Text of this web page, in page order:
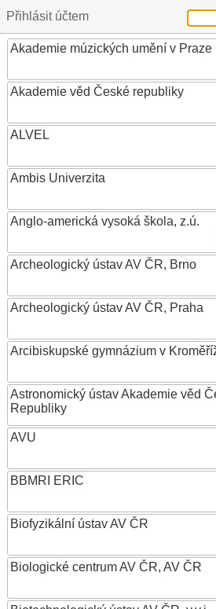
Přihlásit účtem
Akademie múzických umění v Praze
Akademie věd České republiky
ALVEL
Ambis Univerzita
Anglo-americká vysoká škola, z.ú.
Archeologický ústav AV ČR, Brno
Archeologický ústav AV ČR, Praha
Arcibiskupské gymnázium v
Astronomický ústav Akademie věd
Republiky
AVU
BBMRI ERIC
Biofyzikální ústav AV ČR
Biologické centrum AV ČR, AV ČR